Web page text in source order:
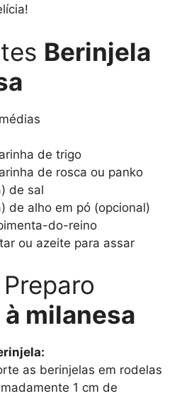
Berinjela
de trigo
de rosca ou panko
de sal
de alho em pó (opcional)
do-reino
ou azeite para assar
milanesa
as berinjelas em rodelas
1 cm de